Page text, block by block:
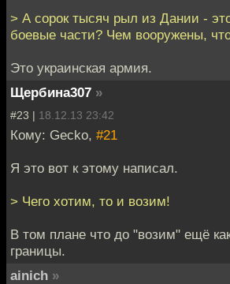
> А сорок тысяч рыл из Дании -
боевые части? Чем вооружены,
Это украинская армия.
Щербина307 »
#23 | 18.12.13 23:42
Кому: Gecko, #21
Я это вот к этому написал.
> Чего хотим, то и возим!
В том плане что до "возим" ещё
границы.
ainich »